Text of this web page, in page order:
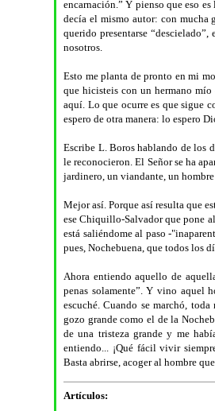
encarnación.” Y pienso que eso
decía el mismo autor: con mucha
querido presentarse
nosotros.
Esto me planta de pronto en mi
que hicisteis con un hermano
aquí. Lo que ocurre es que sigue
espero de otra manera: lo espero
Escribe L. Boros hablando de los
le reconocieron. El Señor se ha
jardinero, un viandante, un
Mejor así. Porque así resulta que
ese Chiquillo-Salvador que pone
está saliéndome al paso -
pues, Nochebuena, que todos los
Ahora entiendo aquello de
penas solamente”. Y vino aquel
escuché. Cuando se marchó,
gozo grande como el de la
de una tristeza grande y me
entiendo... ¡Qué fácil vivir
Basta abrirse, acoger al hombre
Artículos: